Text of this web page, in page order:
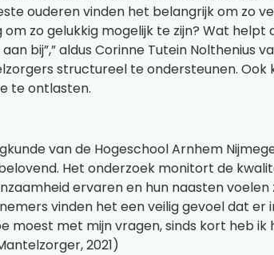
ouderen vinden het belangrijk om zo
zo gelukkig mogelijk te zijn? Wat
bij”,” aldus Corinne Tutein Nolthenius
structureel te ondersteunen.
te ontlasten.
van de Hogeschool Arnhem
Het onderzoek monitort de
ervaren en hun naasten
vinden het een veilig gevoel dat
moest met mijn vragen, sinds kort heb
2021)